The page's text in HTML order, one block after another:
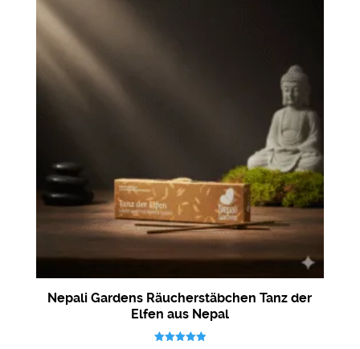
Nepali Gardens Räucherstäbchen Tanz der
Elfen aus Nepal